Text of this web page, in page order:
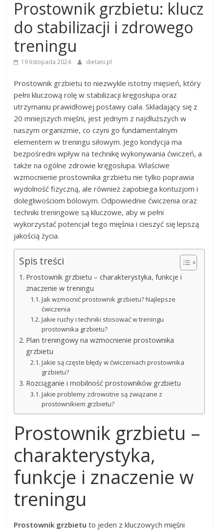
Prostownik grzbietu: klucz
do stabilizacji i zdrowego
treningu
19 listopada 2024 dietani.pl
Prostownik grzbietu to niezwykle istotny mięsień, który
pełni kluczową rolę w stabilizacji kręgosłupa oraz
utrzymaniu prawidłowej postawy ciała. Składający się z
20 mniejszych mięśni, jest jednym z najdłuższych w
naszym organizmie, co czyni go fundamentalnym
elementem w treningu siłowym. Jego kondycja ma
bezpośredni wpływ na technikę wykonywania ćwiczeń, a
także na ogólne zdrowie kręgosłupa. Właściwe
wzmocnienie prostownika grzbietu nie tylko poprawia
wydolność fizyczną, ale również zapobiega kontuzjom i
dolegliwościom bólowym. Odpowiednie ćwiczenia oraz
techniki treningowe są kluczowe, aby w pełni
wykorzystać potencjał tego mięśnia i cieszyć się lepszą
jakością życia.
Spis treści
Prostownik grzbietu – charakterystyka, funkcje i
znaczenie w treningu
Jak wzmocnić prostownik grzbietu? Najlepsze
ćwiczenia
Jakie ruchy i techniki stosować w treningu
prostownika grzbietu?
Plan treningowy na wzmocnienie prostownika
grzbietu
Jakie są częste błędy w ćwiczeniach prostownika
grzbietu?
Rozciąganie i mobilność prostowników grzbietu
Jakie problemy zdrowotne są związane z
prostownikiem grzbietu?
Prostownik grzbietu –
charakterystyka,
funkcje i znaczenie w
treningu
Prostownik grzbietu to jeden z kluczowych mięśni